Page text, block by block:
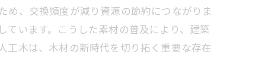
め、交換頻度が減り資源の節約につながりま
ています。こうした素材の普及により、建築
工木は、木材の新時代を切り拓く重要な存在